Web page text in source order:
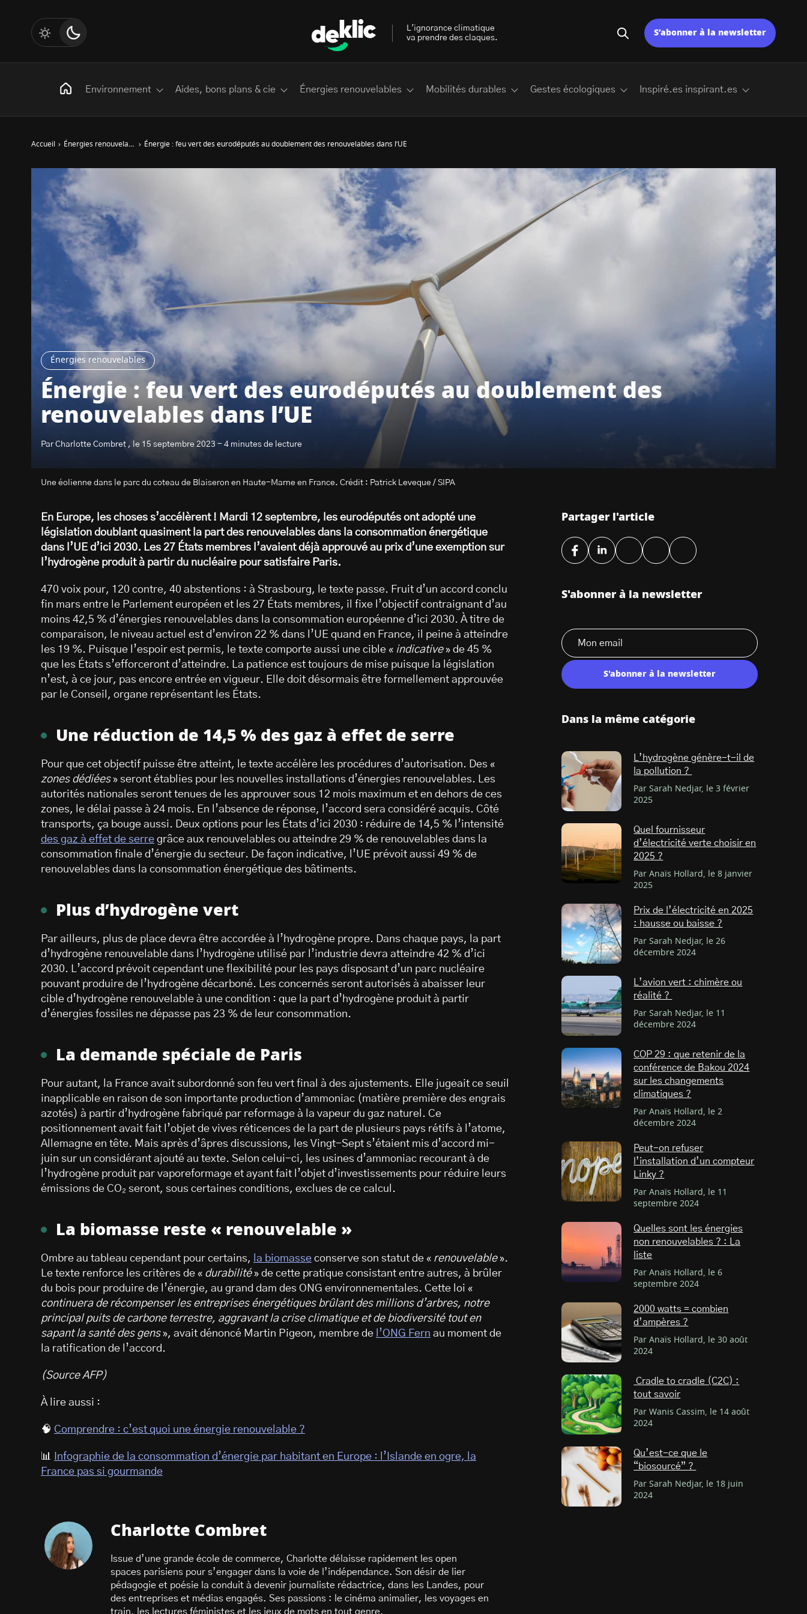
Énergies renouvelables
Énergie : feu vert des eurodéputés au doublement des
renouvelables dans l’UE
Par Charlotte Combret , le 15 septembre 2023 - 4 minutes de lecture
Une éolienne dans le parc du coteau de Blaiseron en Haute-Marne en France. Crédit : Patrick Leveque / SIPA
Accueil › Énergies renouvelables › Énergie : feu vert des eurodéputés au doublement des renouvelables dans l’UE
En Europe, les choses s’accélèrent ! Mardi 12 septembre, les eurodéputés ont adopté une
législation doublant quasiment la part des renouvelables dans la consommation énergétique
dans l’UE d’ici 2030. Les 27 États membres l’avaient déjà approuvé au prix d’une exemption sur
l’hydrogène produit à partir du nucléaire pour satisfaire Paris.
470 voix pour, 120 contre, 40 abstentions : à Strasbourg, le texte passe. Fruit d’un accord conclu
fin mars entre le Parlement européen et les 27 États membres, il fixe l’objectif contraignant d’au
moins 42,5 % d’énergies renouvelables dans la consommation européenne d’ici 2030. À titre de
comparaison, le niveau actuel est d’environ 22 % dans l’UE quand en France, il peine à atteindre
les 19 %. Puisque l’espoir est permis, le texte comporte aussi une cible « indicative» de 45 %
que les États s’efforceront d’atteindre. La patience est toujours de mise puisque la législation
n’est, à ce jour, pas encore entrée en vigueur. Elle doit désormais être formellement approuvée
par le Conseil, organe représentant les États.
Une réduction de 14,5 % des gaz à effet de serre
Pour que cet objectif puisse être atteint, le texte accélère les procédures d’autorisation. Des «
zones dédiées» seront établies pour les nouvelles installations d’énergies renouvelables. Les
autorités nationales seront tenues de les approuver sous 12 mois maximum et en dehors de ces
zones, le délai passe à 24 mois. En l’absence de réponse, l’accord sera considéré acquis. Côté
transports, ça bouge aussi. Deux options pour les États d’ici 2030 : réduire de 14,5 % l’intensité
des gaz à effet de serre grâce aux renouvelables ou atteindre 29 % de renouvelables dans la
consommation finale d’énergie du secteur. De façon indicative, l’UE prévoit aussi 49 % de
renouvelables dans la consommation énergétique des bâtiments.
Plus d’hydrogène vert
Par ailleurs, plus de place devra être accordée à l’hydrogène propre. Dans chaque pays, la part
d’hydrogène renouvelable dans l’hydrogène utilisé par l’industrie devra atteindre 42 % d’ici
2030. L’accord prévoit cependant une flexibilité pour les pays disposant d’un parc nucléaire
pouvant produire de l’hydrogène décarboné. Les concernés seront autorisés à abaisser leur
cible d’hydrogène renouvelable à une condition : que la part d’hydrogène produit à partir
d’énergies fossiles ne dépasse pas 23 % de leur consommation.
La demande spéciale de Paris
Pour autant, la France avait subordonné son feu vert final à des ajustements. Elle jugeait ce seuil
inapplicable en raison de son importante production d’ammoniac (matière première des engrais
azotés) à partir d’hydrogène fabriqué par reformage à la vapeur du gaz naturel. Ce
positionnement avait fait l’objet de vives réticences de la part de plusieurs pays rétifs à l’atome,
Allemagne en tête. Mais après d’âpres discussions, les Vingt-Sept s’étaient mis d’accord mi-
juin sur un considérant ajouté au texte. Selon celui-ci, les usines d’ammoniac recourant à de
l’hydrogène produit par vaporeformage et ayant fait l’objet d’investissements pour réduire leurs
émissions de CO₂ seront, sous certaines conditions, exclues de ce calcul.
La biomasse reste « renouvelable »
Ombre au tableau cependant pour certains, la biomasse conserve son statut de « renouvelable».
Le texte renforce les critères de « durabilité» de cette pratique consistant entre autres, à brûler
du bois pour produire de l’énergie, au grand dam des ONG environnementales. Cette loi «
continuera de récompenser les entreprises énergétiques brûlant des millions d’arbres, notre
principal puits de carbone terrestre, aggravant la crise climatique et de biodiversité tout en
sapant la santé des gens», avait dénoncé Martin Pigeon, membre de l’ONG Fern au moment de
la ratification de l’accord.
(Source AFP)
À lire aussi :
🧠 Comprendre : c’est quoi une énergie renouvelable ?
📊
Infographie de la consommation d’énergie par habitant en Europe : l’Islande en ogre, la
France pas si gourmande
Charlotte Combret
Issue d’une grande école de commerce, Charlotte délaisse rapidement les open
spaces parisiens pour s’engager dans la voie de l’indépendance. Son désir de lier
pédagogie et poésie la conduit à devenir journaliste rédactrice, dans les Landes, pour
des entreprises et médias engagés. Ses passions : le cinéma animalier, les voyages en
train, les lectures féministes et les jeux de mots en tout genre.
Partager l'article
S'abonner à la newsletter
S'abonner à la newsletter
Dans la même catégorie
L’hydrogène génère-t-il de
la pollution ?
Par Sarah Nedjar, le 3 février
2025
Quel fournisseur
d’électricité verte choisir en
2025 ?
Par Anaïs Hollard, le 8 janvier
2025
Prix de l’électricité en 2025
: hausse ou baisse ?
Par Sarah Nedjar, le 26
décembre 2024
L’avion vert : chimère ou
réalité ?
Par Sarah Nedjar, le 11
décembre 2024
COP 29 : que retenir de la
conférence de Bakou 2024
sur les changements
climatiques ?
Par Anaïs Hollard, le 2
décembre 2024
Peut-on refuser
l’installation d’un compteur
Linky ?
Par Anaïs Hollard, le 11
septembre 2024
Quelles sont les énergies
non renouvelables ? : La
liste
Par Anaïs Hollard, le 6
septembre 2024
2000 watts = combien
d’ampères ?
Par Anaïs Hollard, le 30 août
2024
Cradle to cradle (C2C) :
tout savoir
Par Wanis Cassim, le 14 août
2024
Qu’est-ce que le
“biosourcé” ?
Par Sarah Nedjar, le 18 juin
2024
L'ignorance climatique
va prendre des claques.
S’abonner à la newsletter
Environnement Aides, bons plans & cie Énergies renouvelables Mobilités durables Gestes écologiques Inspiré.es inspirant.es
Les mots clés les plus recherchés sur Deklic
interview Volte-face influenceur.se